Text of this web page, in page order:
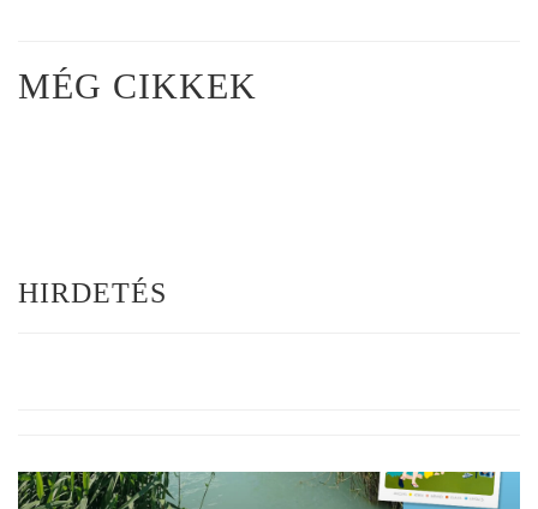
MÉG CIKKEK
HIRDETÉS